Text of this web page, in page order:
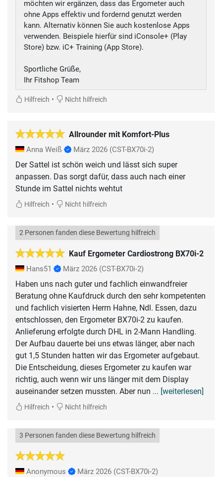
möchten wir ergänzen, dass das Ergometer auch
ohne Apps effektiv und fordernd genutzt werden
kann. Alternativ können Sie auch kostenlose Apps
verwenden. Beispiele hierfür sind iConsole+ (Play
Store) bzw. iC+ Training (App Store).
Sportliche Grüße,
Ihr Fitshop Team
Hilfreich • Nicht hilfreich
Allrounder mit Komfort-Plus
Anna Weiß März 2026 (CST-BX70i-2)
Der Sattel ist schön weich und lässt sich super
anpassen. Das sorgt dafür, dass auch nach einer
Stunde im Sattel nichts wehtut
Hilfreich • Nicht hilfreich
Kauf Ergometer Cardiostrong BX70i-2
2 Personen fanden diese Bewertung hilfreich
Hans51 März 2026 (CST-BX70i-2)
Haben uns nach guter und fachlich einwandfreier
Beratung ohne Kaufdruck durch den sehr kompetenten
und fachlich visierten Herrn Hahne, Ndl. Essen, dazu
entschlossen, den Ergometer BX70i-2 zu kaufen.
Anlieferung erfolgte durch DHL in 2-Mann Handling.
Der Aufbau dauerte bei uns etwas länger, aber nach
gut 1,5 Stunden hatten wir das Ergometer aufgebaut.
Die Entscheidung, dieses Ergometer zu kaufen war
richtig, auch wenn wir uns länger mit dem Display
auseinander setzen mussten. Aber nun ... [weiterlesen]
Hilfreich • Nicht hilfreich
3 Personen fanden diese Bewertung hilfreich
Anonymous März 2026 (CST-BX70i-2)